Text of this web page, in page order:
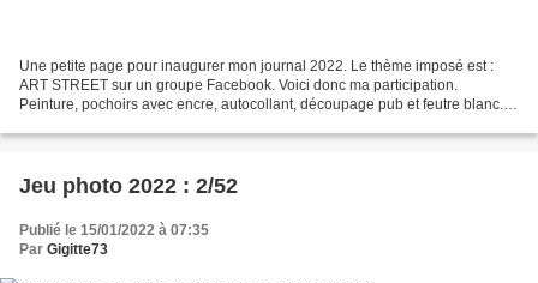
Une petite page pour inaugurer mon journal 2022. Le thème imposé est :
ART STREET sur un groupe Facebook. Voici donc ma participation.
Peinture, pochoirs avec encre, autocollant, découpage pub et feutre blanc.
Jeu photo 2022 : 2/52
Publié le 15/01/2022 à 07:35
Par Gigitte73